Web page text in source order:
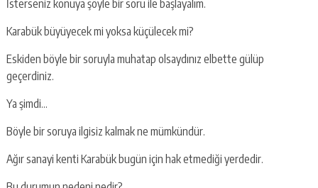
İsterseniz konuya şöyle bir soru ile başlayalım.
Karabük büyüyecek mi yoksa küçülecek mi?
Eskiden böyle bir soruyla muhatap olsaydınız elbette gülüp
geçerdiniz.
Ya şimdi…
Böyle bir soruya ilgisiz kalmak ne mümkündür.
Ağır sanayi kenti Karabük bugün için hak etmediği yerdedir.